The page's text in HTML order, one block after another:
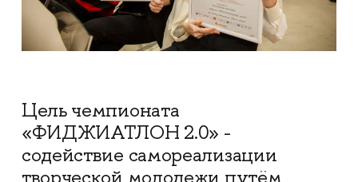
Цель чемпионата
«ФИДЖИАТЛОН 2.0» -
содействие самореализации
творческой молодежи путём